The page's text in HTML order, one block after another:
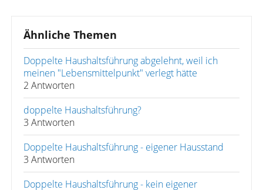
Ähnliche Themen
Doppelte Haushaltsführung abgelehnt, weil ich
meinen "Lebensmittelpunkt" verlegt hätte
2 Antworten
doppelte Haushaltsführung?
3 Antworten
Doppelte Haushaltsführung - eigener Hausstand
3 Antworten
Doppelte Haushaltsführung - kein eigener